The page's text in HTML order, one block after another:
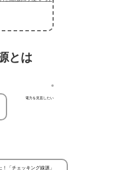
とは
電力を見直したい
「チェッキング線源」